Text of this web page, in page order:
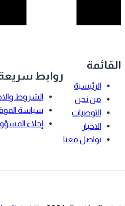
الرئيسية
من نحن
التوصيات
الاخبار
تواصل معنا
روابط سريعة
الشروط
سياسة الموقع
إخلاء المسؤولية